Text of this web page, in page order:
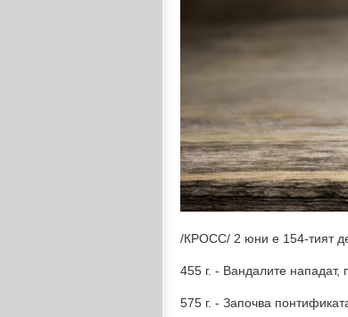
/КРОСС/ 2 юни е 154-тият
455 г. - Вандалите
575 г. - Започва